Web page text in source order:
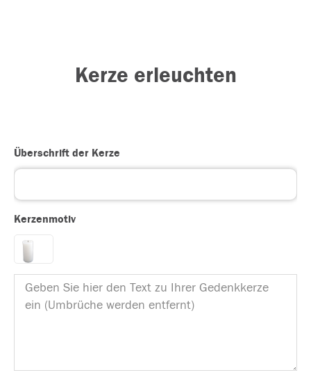
Kerze erleuchten
Überschrift der Kerze
Kerzenmotiv